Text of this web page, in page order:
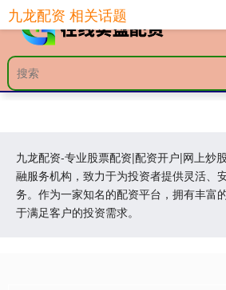
九龙配资-专业股票配资|配资开户|网上炒
融服务机构，致力于为投资者提供灵活、
务。作为一家知名的配资平台，拥有丰富
于满足客户的投资需求。
九龙配资 相关话题